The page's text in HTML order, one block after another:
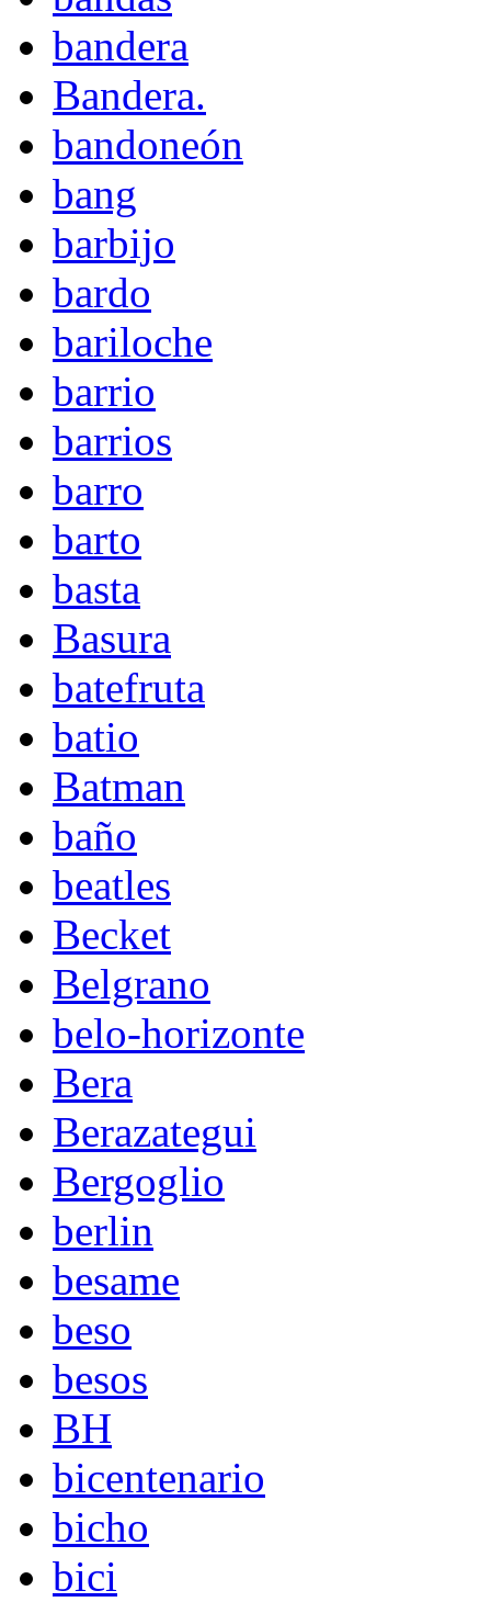
bandera
Bandera.
bandoneón
bang
barbijo
bardo
bariloche
barrio
barrios
barro
barto
basta
Basura
batefruta
batio
Batman
baño
beatles
Becket
Belgrano
belo-horizonte
Bera
Berazategui
Bergoglio
berlin
besame
beso
besos
BH
bicentenario
bicho
bici